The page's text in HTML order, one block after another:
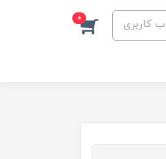
کاربری 0